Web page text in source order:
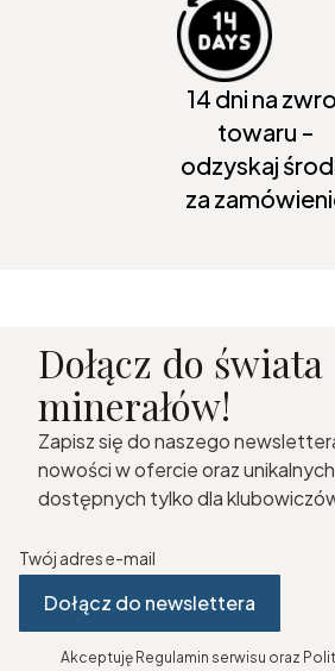
14 dni na
towaru -
odzyskaj
za
Dołącz do świata
minerałów!
Zapisz się do naszego
nowości w ofercie oraz
dostępnych tylko dla
Twój adres e-mail
Dołącz do newslettera
Akceptuję Regulamin serwisu oraz